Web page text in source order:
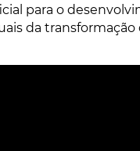
para o
da